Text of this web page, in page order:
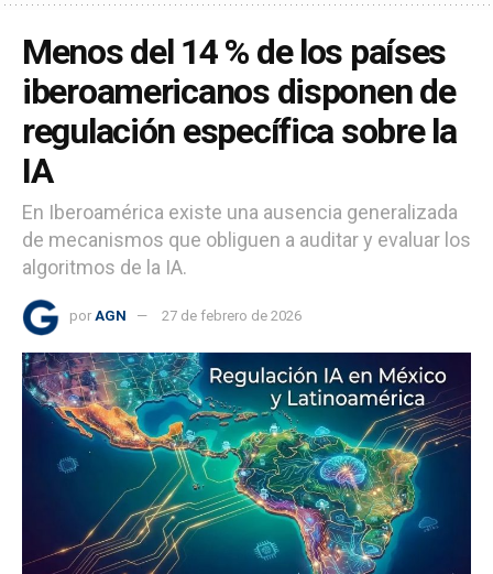
Menos del 14 % de los países
iberoamericanos disponen de
regulación específica sobre la
IA
En Iberoamérica existe una ausencia generalizada
de mecanismos que obliguen a auditar y evaluar los
algoritmos de la IA.
por AGN 27 de febrero de 2026